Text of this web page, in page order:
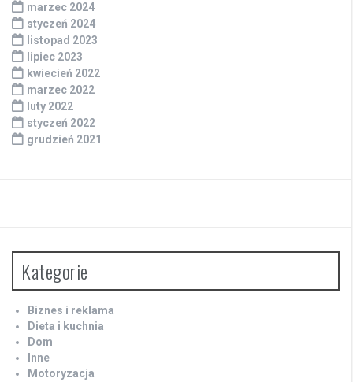
marzec 2024
styczeń 2024
listopad 2023
lipiec 2023
kwiecień 2022
marzec 2022
luty 2022
styczeń 2022
grudzień 2021
Kategorie
Biznes i reklama
Dieta i kuchnia
Dom
Inne
Motoryzacja